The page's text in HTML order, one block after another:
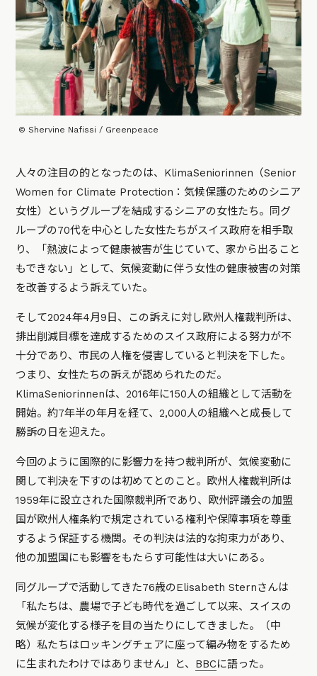
© Shervine Nafissi / Greenpeace
人々の注目の的となったのは、KlimaSeniorinnen（Senior
Women for Climate Protection：気候保護のためのシニア
女性）というグループを結成するシニアの女性たち。同グ
ループの70代を中心とした女性たちがスイス政府を相手取
り、「熱波によって健康被害が生じていて、家から出ること
もできない」として、気候変動に伴う女性の健康被害の対策
を改善するよう訴えていた。
そして2024年4月9日、この訴えに対し欧州人権裁判所は、
排出削減目標を達成するためのスイス政府による努力が不
十分であり、市民の人権を侵害していると判決を下した。
つまり、女性たちの訴えが認められたのだ。
KlimaSeniorinnenは、2016年に150人の組織として活動を
開始。約7年半の年月を経て、2,000人の組織へと成長して
勝訴の日を迎えた。
今回のように国際的に影響力を持つ裁判所が、気候変動に
関して判決を下すのは初めてとのこと。欧州人権裁判所は
1959年に設立された国際裁判所であり、欧州評議会の加盟
国が欧州人権条約で規定されている権利や保障事項を尊重
するよう保証する機関。その判決は法的な拘束力があり、
他の加盟国にも影響をもたらす可能性は大いにある。
同グループで活動してきた76歳のElisabeth Sternさんは
「私たちは、農場で子ども時代を過ごして以来、スイスの
気候が変化する様子を目の当たりにしてきました。（中
略）私たちはロッキングチェアに座って編み物をするため
に生まれたわけではありません」
と、 BBCに語った。